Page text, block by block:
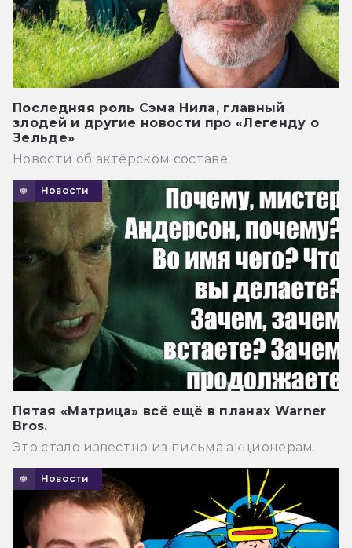
Последняя роль Сэма Нила, главный
злодей и другие новости про «Легенду о
Зельде»
Новости об актёрском составе.
Новости
Пятая «Матрица» всё ещё в планах Warner
Bros.
Это стало известно из письма акционерам.
Новости